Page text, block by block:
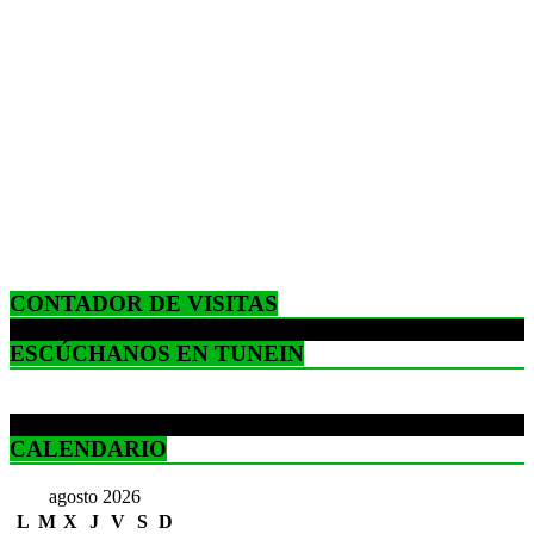
CONTADOR DE VISITAS
ESCÚCHANOS EN TUNEIN
CALENDARIO
agosto 2026
L M X J V S D